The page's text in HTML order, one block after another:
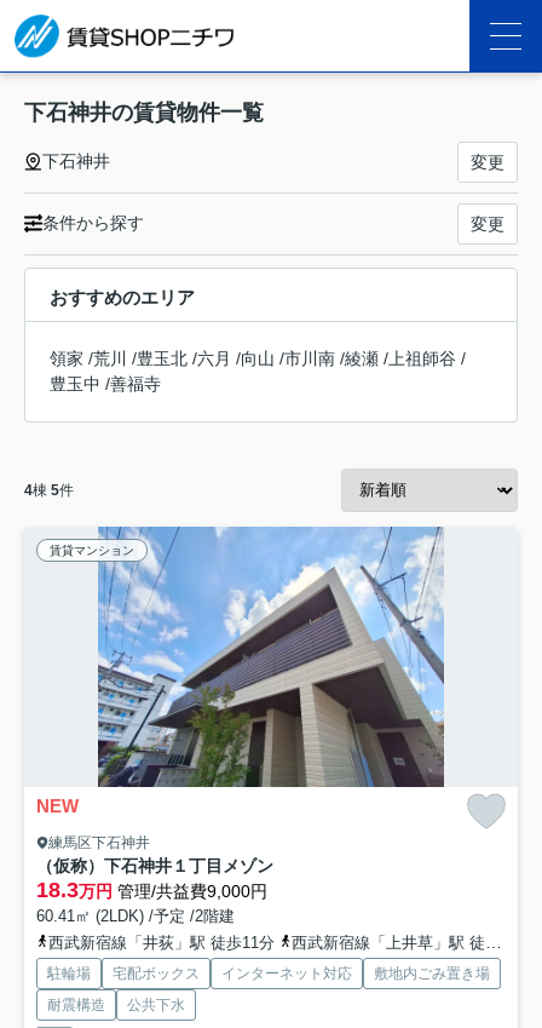
下石神井の賃貸物件一覧
下石神井 変更
条件から探す 変更
おすすめのエリア
領家 /荒川 /豊玉北 /六月 /向山 /市川南 /綾瀬 / 上祖師谷 /
豊玉中 /善福寺
4棟 5件
賃貸マンション
NEW
練馬区下石神井
（仮称）下石神井１丁目メゾン
18.3万円 管理/共益費9,000円
60.41㎡ (2LDK) /予定 /2階建
西武新宿線「井荻」駅 徒歩11分
西武新宿線「上井草」駅 徒歩16分
駐輪場 宅配ボックス インターネット対応
敷地内ごみ置き場
耐震構造
公共下水